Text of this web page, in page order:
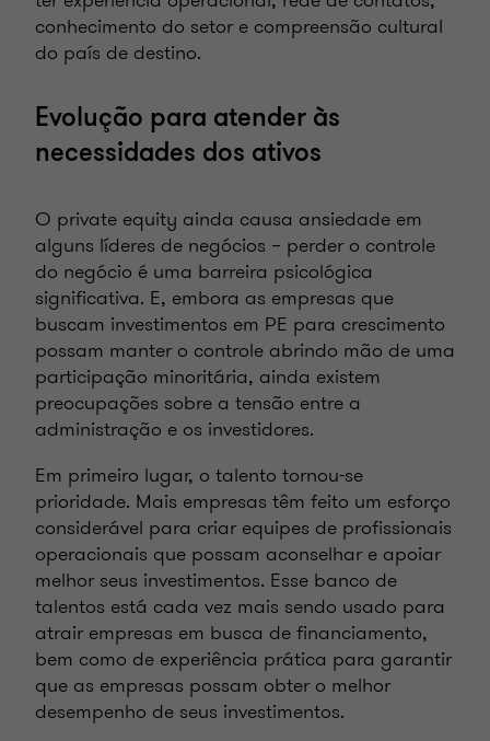
conhecimento do setor e compreensão cultural
do país de destino.
Evolução para atender às
necessidades dos ativos
O private equity ainda causa ansiedade em
alguns líderes de negócios – perder o controle
do negócio é uma barreira psicológica
significativa. E, embora as empresas que
buscam investimentos em PE para crescimento
possam manter o controle abrindo mão de uma
participação minoritária, ainda existem
preocupações sobre a tensão entre a
administração e os investidores.
Em primeiro lugar, o talento tornou-se
prioridade. Mais empresas têm feito um esforço
considerável para criar equipes de profissionais
operacionais que possam aconselhar e apoiar
melhor seus investimentos. Esse banco de
talentos está cada vez mais sendo usado para
atrair empresas em busca de financiamento,
bem como de experiência prática para garantir
que as empresas possam obter o melhor
desempenho de seus investimentos.